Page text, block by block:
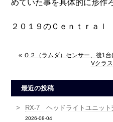
めていた事を具体的に形作
２０１９のＣｅｎｔｒａｌ
« Ｏ２（ラムダ）センサー、後1
Vクラ
最近の投稿
RX-7 ヘッドライトユニット
2026-08-04